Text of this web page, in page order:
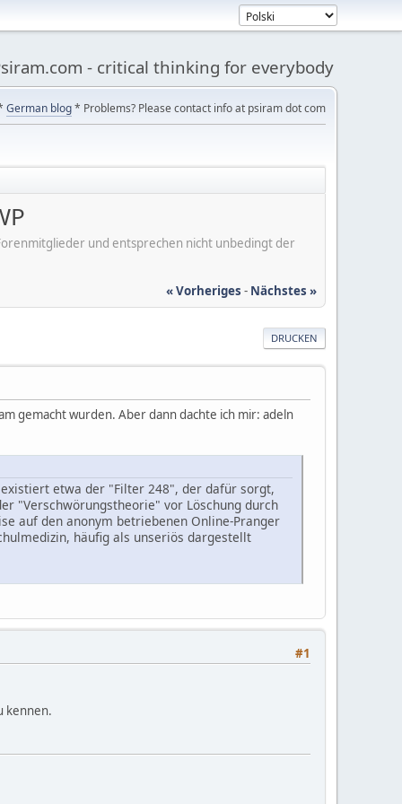
- critical thinking for everybody
German blog* Problems? Please contact info at psiram dot com
und entsprechen nicht unbedingt der
« Vorheriges - Nächstes »
DRUCKEN
gemacht wurden. Aber dann dachte ich mir: adeln
etwa der "Filter 248", der dafür sorgt,
"Verschwörungstheorie" vor Löschung durch
auf den anonym betriebenen Online-Pranger
häufig als unseriös dargestellt
#1
kennen.